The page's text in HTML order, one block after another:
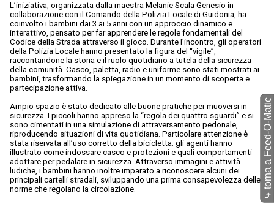
L’iniziativa, organizzata dalla maestra Melanie Scala Genesio in
collaborazione con il Comando della Polizia Locale di Guidonia, ha
coinvolto i bambini dai 3 ai 5 anni con un approccio dinamico e
interattivo, pensato per far apprendere le regole fondamentali del
Codice della Strada attraverso il gioco. Durante l’incontro, gli operatori
della Polizia Locale hanno presentato la figura del “vigile”,
raccontandone la storia e il ruolo quotidiano a tutela della sicurezza
della comunità. Casco, paletta, radio e uniforme sono stati mostrati ai
bambini, trasformando la spiegazione in un momento di scoperta e
partecipazione attiva.
Ampio spazio è stato dedicato alle buone pratiche per muoversi in
sicurezza. I piccoli hanno appreso la “regola dei quattro sguardi” e si
sono cimentati in una simulazione di attraversamento pedonale,
riproducendo situazioni di vita quotidiana. Particolare attenzione è
stata riservata all’uso corretto della bicicletta: gli agenti hanno
illustrato come indossare casco e protezioni e quali comportamenti
adottare per pedalare in sicurezza. Attraverso immagini e attività
ludiche, i bambini hanno inoltre imparato a riconoscere alcuni dei
principali cartelli stradali, sviluppando una prima consapevolezza delle
norme che regolano la circolazione.
⤷
torna a Feed-O-Matic